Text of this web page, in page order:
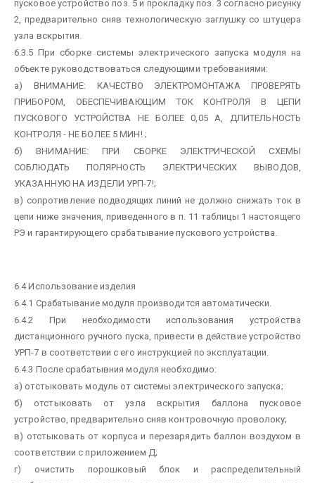
пусковое устройство поз. 5 и прокладку поз. 3 согласно рисунку
2, предварительно сняв технологическую заглушку со штуцера
узла вскрытия.
6.3.5 При сборке системы электрического запуска модуля на
объекте руководствоваться следующими требованиями:
а) ВНИМАНИЕ: КАЧЕСТВО ЭЛЕКТРОМОНТАЖА ПРОВЕРЯТЬ
ПРИБОРОМ, ОБЕСПЕЧИВАЮЩИМ ТОК КОНТРОЛЯ В ЦЕПИ
ПУСКОВОГО УСТРОЙСТВА НЕ БОЛЕЕ 0,05 А, ДЛИТЕЛЬНОСТЬ
КОНТРОЛЯ - НЕ БОЛЕЕ 5 МИН! ;
б) ВНИМАНИЕ: ПРИ СБОРКЕ ЭЛЕКТРИЧЕСКОЙ СХЕМЫ
СОБЛЮДАТЬ ПОЛЯРНОСТЬ ЭЛЕКТРИЧЕСКИХ ВЫВОДОВ,
УКАЗАННУЮ НА ИЗДЕЛИ УРП-7!;
в) сопротивление подводящих линий не должно снижать ток в
цепи ниже значения, приведенного в п. 11 таблицы 1 настоящего
РЭ и гарантирующего срабатывание пускового устройства.
6.4 Использование изделия
6.4.1 Срабатывание модуля производится автоматически.
6.4.2 При необходимости использования устройства
дистанционного ручного пуска, привести в действие устройство
УРП-7 в соответствии с его инструкцией по эксплуатации.
6.4.3 После срабатывния модуля необходимо:
а) отстыковать модуль от системы электрического запуска;
б) отстыковать от узла вскрытия баллона пусковое
устройство, предварительно сняв контровочную проволоку;
в) отстыковать от корпуса и перезарядить баллон воздухом в
соответствии с приложением Д;
г) очистить порошковый блок и распределительный